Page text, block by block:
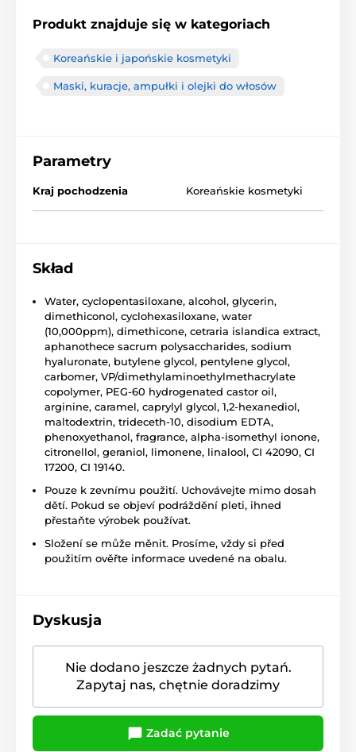
Produkt znajduje się w kategoriach
Koreańskie i japońskie kosmetyki
Maski, kuracje, ampułki i olejki do włosów
Parametry
Kraj pochodzenia Koreańskie kosmetyki
Skład
Water, cyclopentasiloxane, alcohol, glycerin,
dimethiconol, cyclohexasiloxane, water
(10,000ppm), dimethicone, cetraria islandica extract,
aphanothece sacrum polysaccharides, sodium
hyaluronate, butylene glycol, pentylene glycol,
carbomer, VP/dimethylaminoethylmethacrylate
copolymer, PEG-60 hydrogenated castor oil,
arginine, caramel, caprylyl glycol, 1,2-hexanediol,
maltodextrin, trideceth-10, disodium EDTA,
phenoxyethanol, fragrance, alpha-isomethyl ionone,
citronellol, geraniol, limonene, linalool, CI 42090, CI
17200, CI 19140.
Pouze k zevnímu použití. Uchovávejte mimo dosah
dětí. Pokud se objeví podráždění pleti, ihned
přestaňte výrobek používat.
Složení se může měnit. Prosíme, vždy si před
použitím ověřte informace uvedené na obalu.
Dyskusja
Nie dodano jeszcze żadnych pytań.
Zapytaj nas, chętnie doradzimy
Zadać pytanie